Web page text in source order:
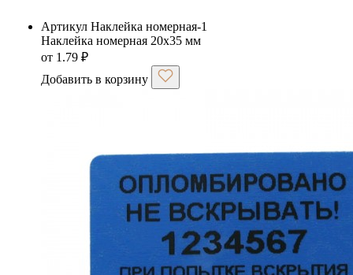
Артикул Наклейка номерная-1
Наклейка номерная 20х35 мм
от 1.79 ₽
Добавить в корзину